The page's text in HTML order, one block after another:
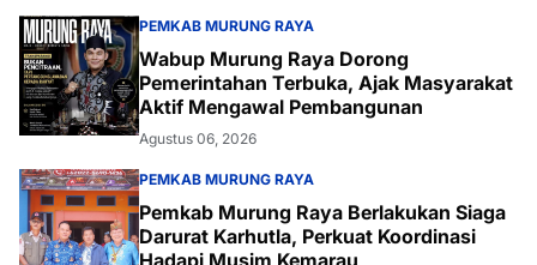
PEMKAB MURUNG RAYA
Wabup Murung Raya Dorong
Pemerintahan Terbuka, Ajak Masyarakat
Aktif Mengawal Pembangunan
Agustus 06, 2026
PEMKAB MURUNG RAYA
Pemkab Murung Raya Berlakukan Siaga
Darurat Karhutla, Perkuat Koordinasi
Hadapi Musim Kemarau